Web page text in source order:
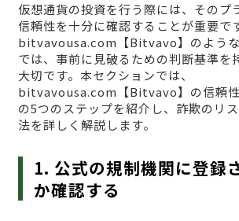
仮想通貨の投資を行う際には、そのプ
信頼性を十分に確認することが重要で
bitvavousa.com【Bitvavo】のような
では、事前に見破るための判断基準を
大切です。本セクションでは、
bitvavousa.com【Bitvavo】の信頼
の5つのステップを紹介し、詐欺のリ
法を詳しく解説します。
1. 公式の規制機関に登録
か確認する